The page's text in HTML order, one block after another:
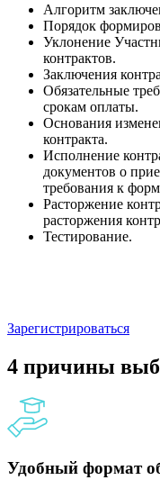
Алгоритм
Порядок
Уклонение
контрактов.
Заключения
Обязательные
срокам оплаты.
Основания
контракта.
Исполнение
документов о
требования к
Расторжение
расторжения
Тестирование.
Зарегистрироваться
4 причины
Удобный формат